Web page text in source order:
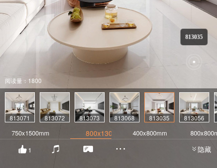
813035
阅读量：1800
813071 813072 813073 813068 813035 813056
750x1500mm 800x1300mm 400x800mm
1
隐藏